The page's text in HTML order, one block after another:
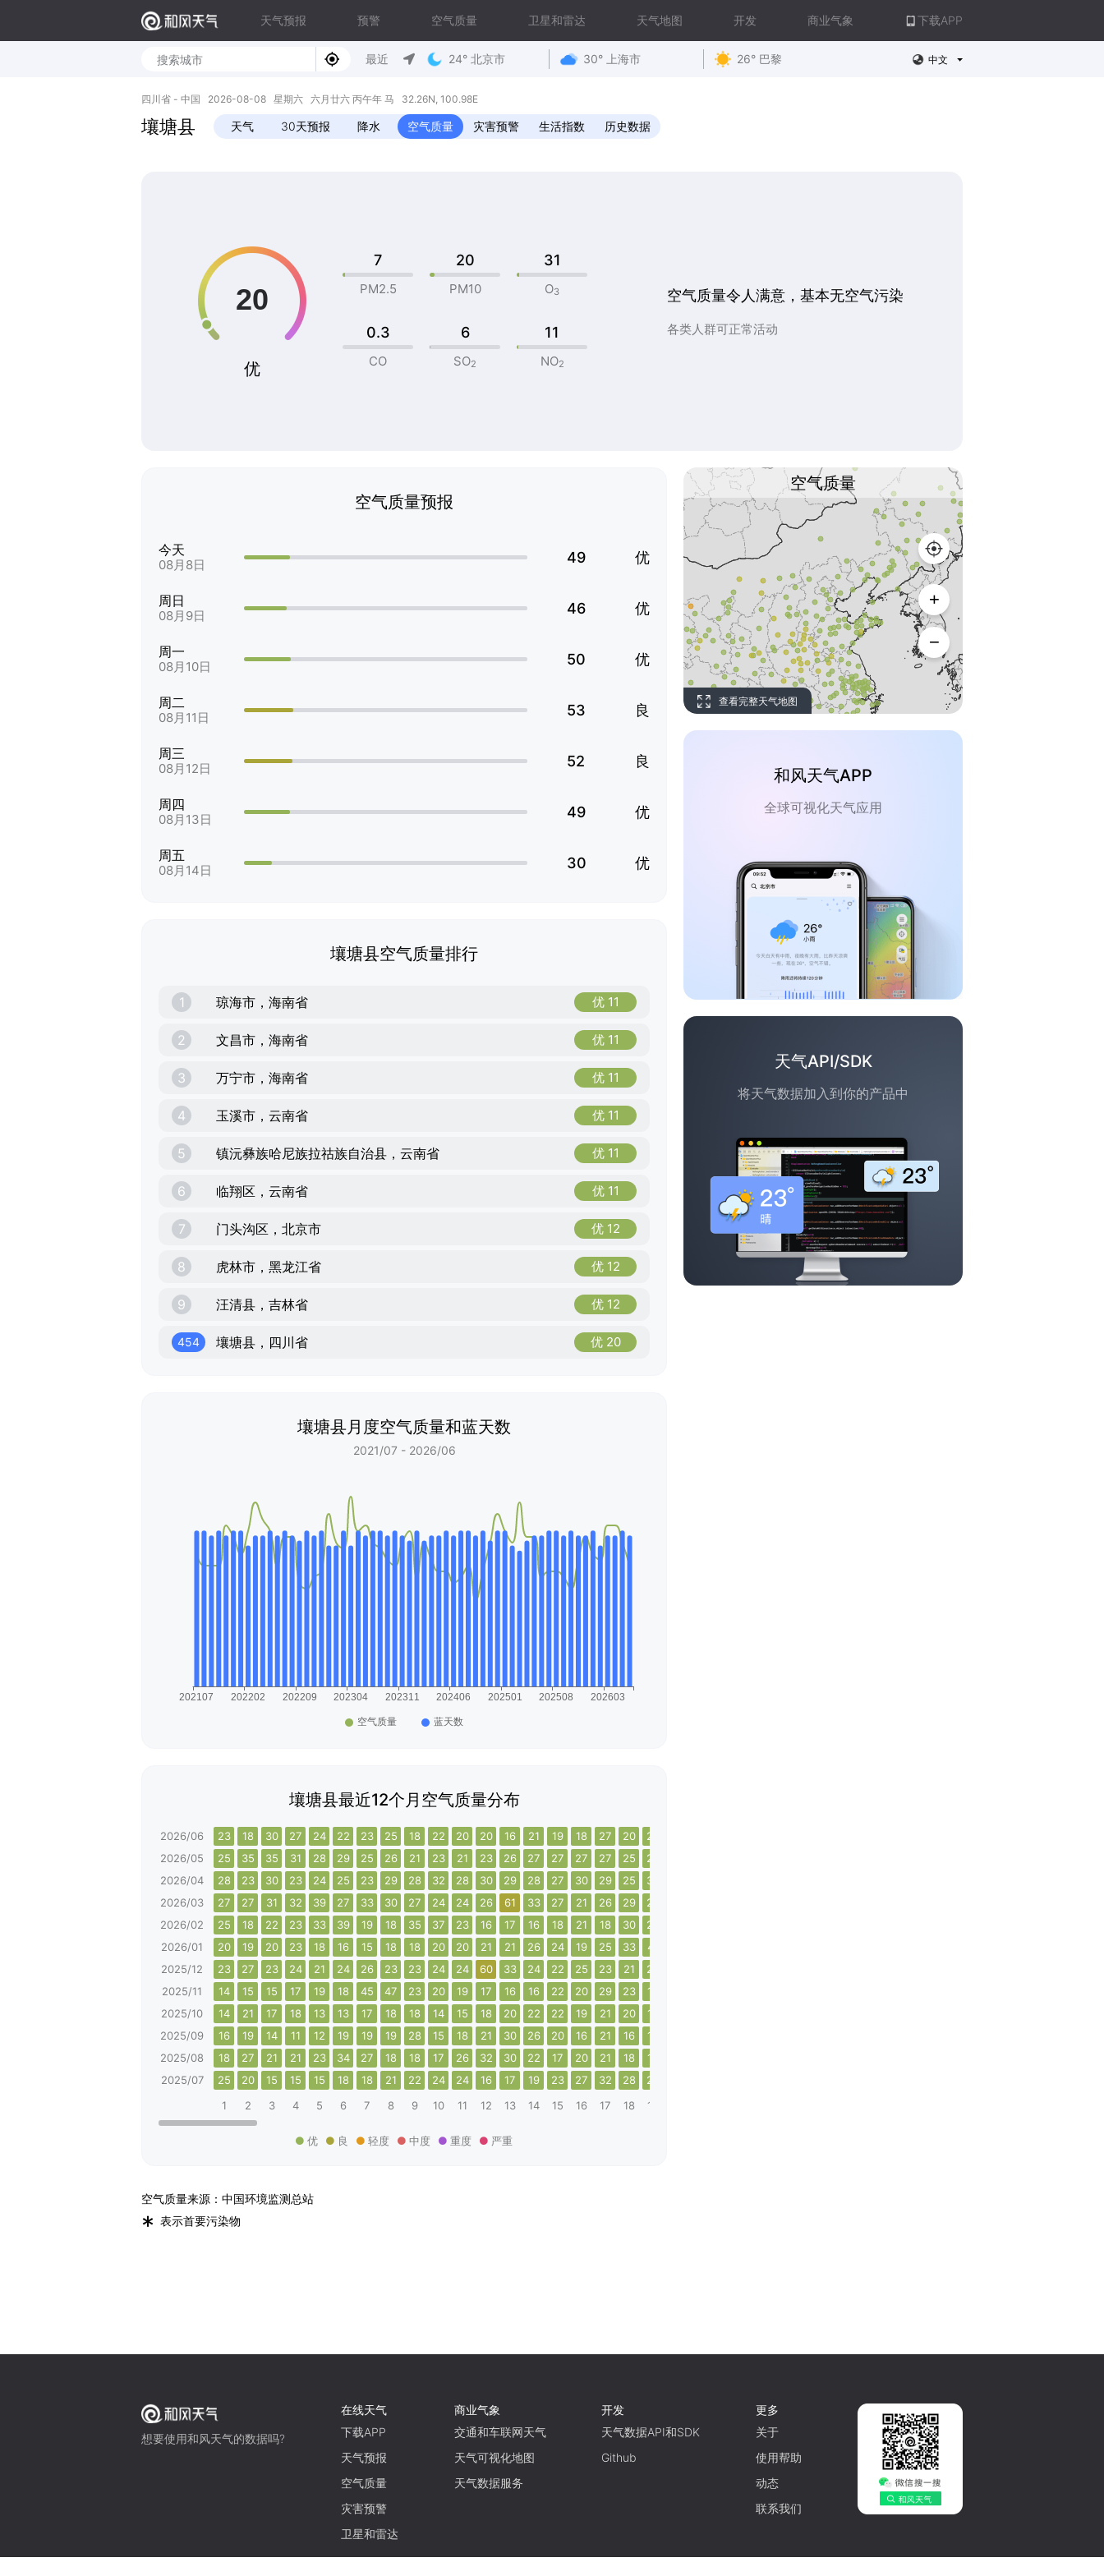
天气预报 预警 空气质量 卫星和雷达 天气地图 开发 商业气象 下载APP
最近 24° 北京市 30° 上海市 26° 巴黎 中文
四川省 - 中国 2026-08-08 星期六 六月廿六 丙午年 马 32.26N, 100.98E
壤塘县 天气 30天预报 降水 空气质量 灾害预警 生活指数 历史数据
优
7
PM2.5
20
PM10
31
O3
0.3
CO
6
SO2
11
NO2
空气质量令人满意，基本无空气污染
各类人群可正常活动
空气质量预报
今天
08月8日 49 优
周日
08月9日 46 优
周一
08月10日 50 优
周二
08月11日 53 良
周三
08月12日 52 良
周四
08月13日 49 优
周五
08月14日 30 优
壤塘县空气质量排行
1 琼海市，海南省 优 11
2 文昌市，海南省 优 11
3 万宁市，海南省 优 11
4 玉溪市，云南省 优 11
5 镇沅彝族哈尼族拉祜族自治县，云南省 优 11
6 临翔区，云南省 优 11
7 门头沟区，北京市 优 12
8 虎林市，黑龙江省 优 12
9 汪清县，吉林省 优 12
454 壤塘县，四川省 优 20
壤塘县月度空气质量和蓝天数
2021/07 - 2026/06
壤塘县最近12个月空气质量分布
2026/06 23 18 30 27 24 22 23 25 18 22 20 20 16 21 19 18 27 20 20
2026/05
25 35 35 31 28 29 25 26 21 23 21 23 26 27 27 27 27 25 26
2026/04
28 23 30 23 24 25 23 29 28 32 28 30 29 28 27 30 29 25 34
2026/03
27 27 31 32 39 27 33 30 27 24 24 26 61 33 27 21 26 29 26
2026/02
25 18 22 23 33 39 19 18 35 37 23 16 17 16 18 21 18 30 20
2026/01
20 19 20 23 18 16 15 18 18 20 20 21 21 26 24 19 25 33 41
2025/12
23 27 23 24 21 24 26 23 23 24 24 60 33 24 22 25 23 21 24
2025/11
14 15 15 17 19 18 45 47 23 20 19 17 16 16 22 20 29 23 19
2025/10
14 21 17 18 13 13 17 18 18 14 15 18 20 22 22 19 21 20 18
2025/09
16 19 14 11 12 19 19 19 28 15 18 21 30 26 20 16 21 16 18
2025/08
18 27 21 21 23 34 27 18 18 17 26 32 30 22 17 20 21 18 13
2025/07
25 20 15 15 15 18 18 21 22 24 24 16 17 19 23 27 32 28 25
1
2 3 4 5 6 7 8 9 10 11 12 13 14 15 16 17 18 19
优 良 轻度 中度 重度 严重
空气质量
查看完整天气地图
和风天气APP
全球可视化天气应用
天气API/SDK
将天气数据加入到你的产品中
空气质量来源：中国环境监测总站
* 表示首要污染物
想要使用和风天气的数据吗?
在线天气
下载APP
天气预报
空气质量
灾害预警
卫星和雷达
商业气象
交通和车联网天气
天气可视化地图
天气数据服务
开发
天气数据API和SDK
Github
更多
关于
使用帮助
动态
联系我们